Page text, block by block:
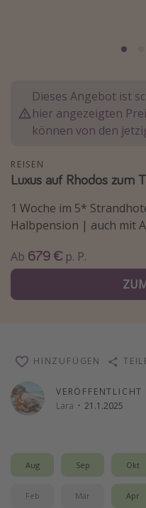
Krabi Urlaub
Tulum Urlaub
Japan Rundreise
Reisethemen
Wellnessurlaub
Disneyland Paris
Singlereisen
Strandurlaub
Gruppenreisen
Hotels in Amsterdam
Hotels am Achensee
Dieses Angebot ist
hier angezeigten
können von den
REISEN
Luxus auf Rhodos zum
1 Woche im 5*
Halbpension | auch mit
Ab 679 € p. P.
VERÖFFENTLICHT
Lara · 21.1.2025
HINZUFÜGEN
Aug Sep Okt
Feb Mär Apr